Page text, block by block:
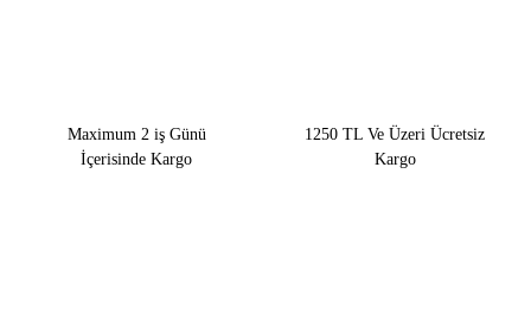
Maximum 2 iş Günü
İçerisinde Kargo
1250 TL Ve Üzeri Ücretsiz
Kargo